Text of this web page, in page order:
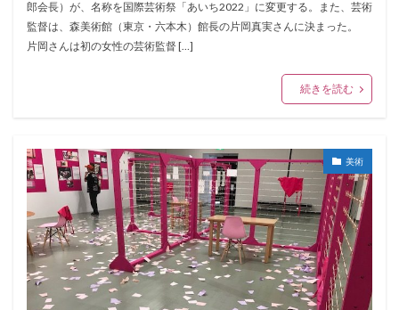
郎会長）が、名称を国際芸術祭「あいち2022」に変更する。また、芸術
監督は、森美術館（東京・六本木）館長の片岡真実さんに決まった。
片岡さんは初の女性の芸術監督 […]
続きを読む
美術